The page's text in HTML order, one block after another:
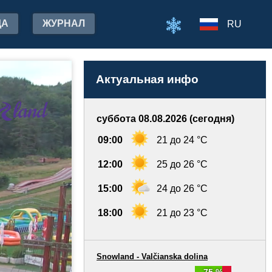
ЖУРНАЛ RU
Актуальная инфо
суббота 08.08.2026 (сегодня)
09:00 21 до 24 °C
12:00 25 до 26 °C
15:00 24 до 26 °C
18:00 21 до 23 °C
Snowland - Valčianska dolina